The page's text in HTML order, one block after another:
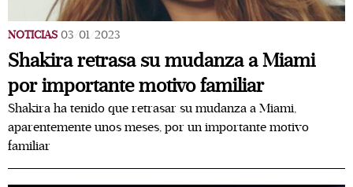
NOTICIAS 03/01/2023
Shakira retrasa su mudanza a Miami
por importante motivo familiar
Shakira ha tenido que retrasar su mudanza a Miami,
aparentemente unos meses, por un importante motivo
familiar